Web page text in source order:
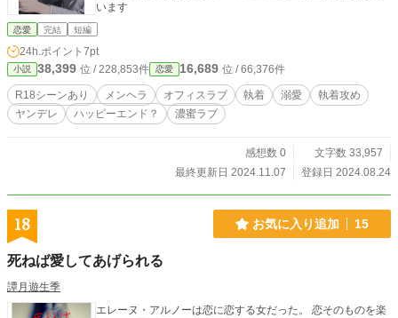
います
恋愛 完結 短編
24h.ポイント 7pt
小説 38,399 位 / 228,853件 恋愛 16,689 位 / 66,376件
R18シーンあり メンヘラ オフィスラブ 執着 溺愛
執着攻め
ヤンデレ
ハッピーエンド？ 濃蜜ラブ
感想数 0
文字数 33,957
最終更新日 2024.11.07
登録日 2024.08.24
18 お気に入り追加 15
死ねば愛してあげられる
譚月遊生季
エレーヌ・アルノーは恋に恋する女だった。 恋そのものを楽